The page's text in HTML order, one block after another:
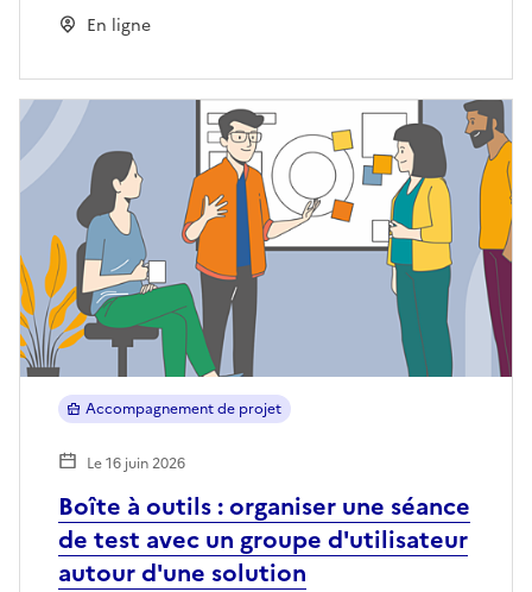
En ligne
Boîte à outils : organiser une séance
de test avec un groupe d'utilisateur
autour d'une solution
Accompagnement de projet
Le 16 juin 2026